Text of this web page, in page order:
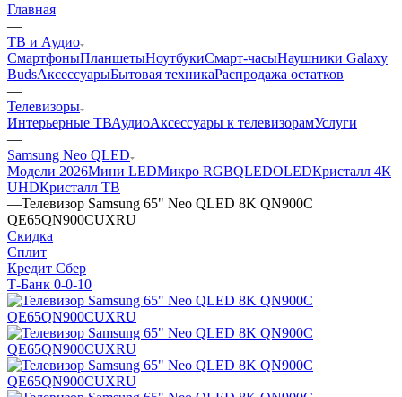
Главная
—
ТВ и Аудио
СмартфоныПланшетыНоутбукиСмарт-часыНаушники Galaxy
BudsАксессуарыБытовая техникаРаспродажа остатков
—
Телевизоры
Интерьерные ТВАудиоАксессуары к телевизорамУслуги
—
Samsung Neo QLED
Модели 2026Мини LEDМикро RGBQLEDOLEDКристалл 4К
UHDКристалл ТВ
—Телевизор Samsung 65" Neo QLED 8K QN900C
QE65QN900CUXRU
Скидка
Сплит
Кредит Сбер
Т-Банк 0-0-10